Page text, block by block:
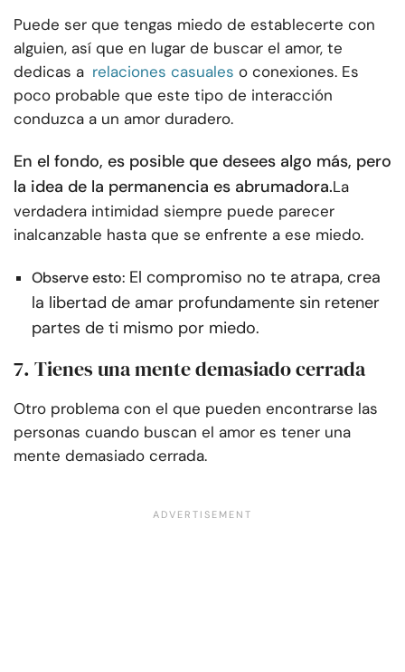
Puede ser que tengas miedo de establecerte con
alguien, así que en lugar de buscar el amor, te
dedicas a relaciones casuales o conexiones. Es
poco probable que este tipo de interacción
conduzca a un amor duradero.
En el fondo, es posible que desees algo más, pero
la idea de la permanencia es abrumadora.La
verdadera intimidad siempre puede parecer
inalcanzable hasta que se enfrente a ese miedo.
Observe esto: El compromiso no te atrapa, crea
la libertad de amar profundamente sin retener
partes de ti mismo por miedo.
7. Tienes una mente demasiado cerrada
Otro problema con el que pueden encontrarse las
personas cuando buscan el amor es tener una
mente demasiado cerrada.